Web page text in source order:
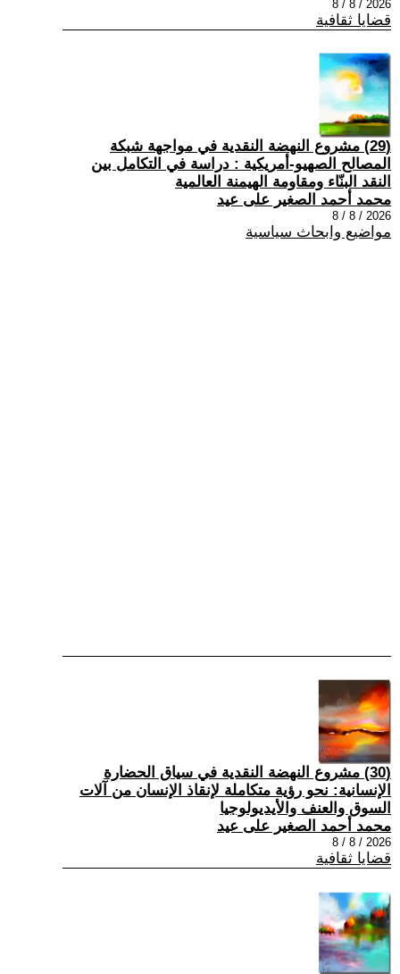
2026 / 8 / 8
قضايا ثقافية
(29) مشروع النهضة النقدية في مواجهة شبكة
المصالح الصهيو-أمريكية : دراسة في التكامل بين
النقد البنّاء ومقاومة الهيمنة العالمية
محمد أحمد الصغير على عيد
2026 / 8 / 8
مواضيع وابحاث سياسية
(30) مشروع النهضة النقدية في سياق الحضارة
الإنسانية: نحو رؤية متكاملة لإنقاذ الإنسان من آلات
السوق والعنف والأيديولوجيا
محمد أحمد الصغير على عيد
2026 / 8 / 8
قضايا ثقافية